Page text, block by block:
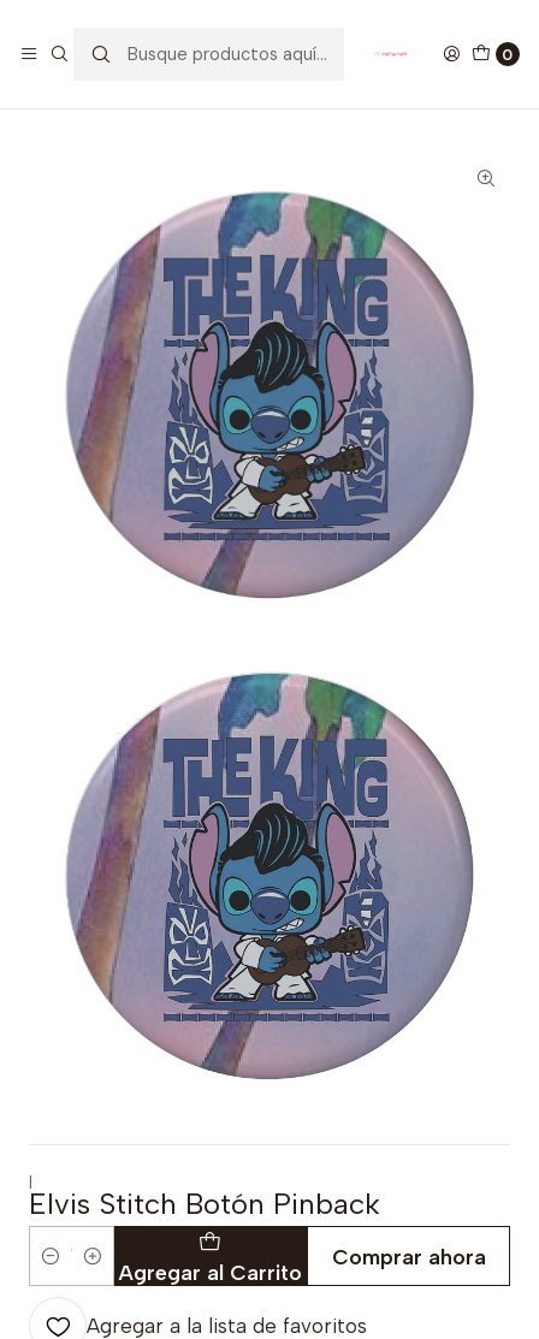
0
|
Elvis Stitch Botón Pinback
Cantidad Agregar al Carrito
Comprar ahora
Agregar a la lista de favoritos